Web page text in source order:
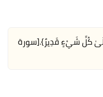
عَلَىٰ كُلِّ شَيْءٍ قَدِيرٌ}.[سورة